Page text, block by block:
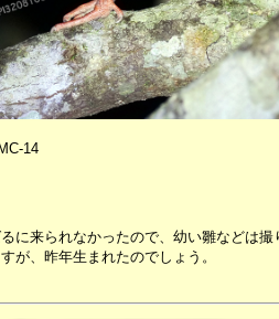
14
に来られなかったので、幼い雛などは撮
が、昨年生まれたのでしょう。